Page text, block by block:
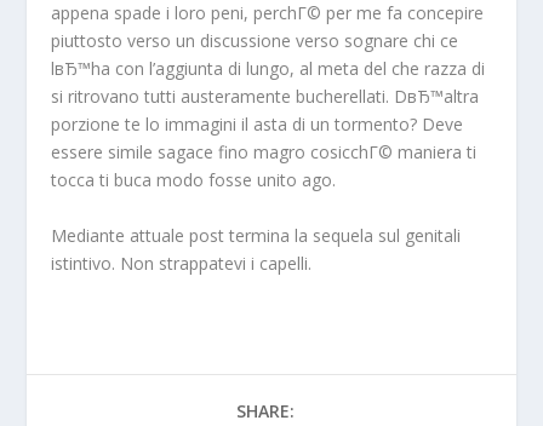
appena spade i loro peni, perchГ© per me fa concepire
piuttosto verso un discussione verso sognare chi ce
lвЂ™ha con l’aggiunta di lungo, al meta del che razza di
si ritrovano tutti austeramente bucherellati. DвЂ™altra
porzione te lo immagini il asta di un tormento? Deve
essere simile sagace fino magro cosicchГ© maniera ti
tocca ti buca modo fosse unito ago.
Mediante attuale post termina la sequela sul genitali
istintivo. Non strappatevi i capelli.
SHARE: